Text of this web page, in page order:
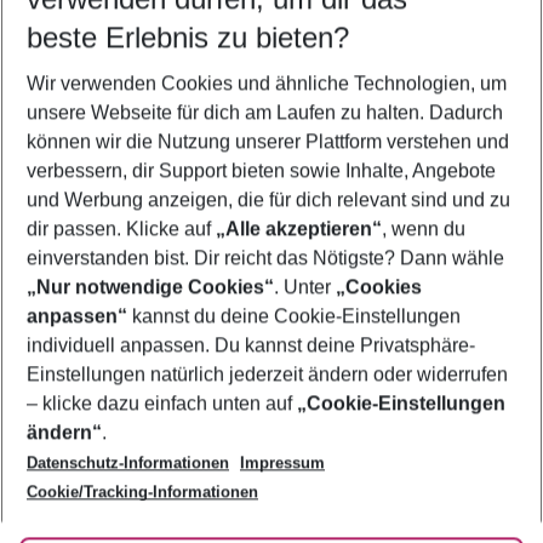
5-8 Nächte
2 Erwachsene Keine Kinder
Mehr Filter anzeigen
Footer
Footer navigation
Über uns
AGB
Bestpreisgarantie
Cookie-Einstellungen ändern
Cookie-Richtlinie
Agenturbetreuung
Barrierefreies Reisen
Folge uns
beste Erlebnis zu bieten?
Wir verwenden Cookies und ähnliche Technologien, um
unsere Webseite für dich am Laufen zu halten. Dadurch
können wir die Nutzung unserer Plattform verstehen und
verbessern, dir Support bieten sowie Inhalte, Angebote
und Werbung anzeigen, die für dich relevant sind und zu
dir passen. Klicke auf „Alle akzeptieren“, wenn du
einverstanden bist. Dir reicht das Nötigste? Dann wähle
„Nur notwendige Cookies“. Unter „Cookies
anpassen“ kannst du deine Cookie-Einstellungen
individuell anpassen. Du kannst deine Privatsphäre-
Einstellungen natürlich jederzeit ändern oder widerrufen
– klicke dazu einfach unten auf „Cookie-Einstellungen
ändern“.
Datenschutz-Informationen
Impressum
Cookie/Tracking-Informationen